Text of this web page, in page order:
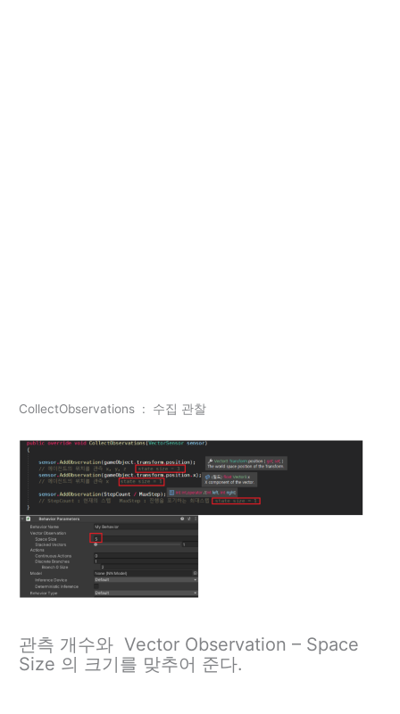
CollectObservations : 수집 관찰
관측 개수와 Vector Observation – Space
Size 의 크기를 맞추어 준다.